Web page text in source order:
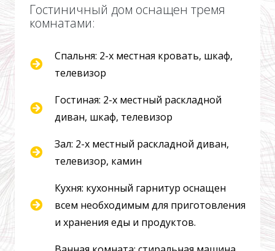
Гостиничный дом оснащен тремя
комнатами:
Спальня: 2-х местная кровать, шкаф,
телевизор
Гостиная: 2-х местный раскладной
диван, шкаф, телевизор
Зал: 2-х местный раскладной диван,
телевизор, камин
Кухня: кухонный гарнитур оснащен
всем необходимым для приготовления
и хранения еды и продуктов.